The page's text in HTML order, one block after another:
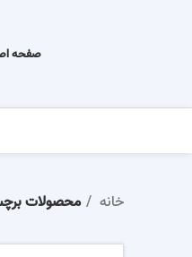
صفحه
خانه محصولات